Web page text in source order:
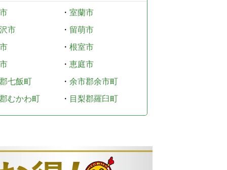
・ 室蘭市
市
・ 留萌市
・ 根室市
・ 恵庭市
七飯町
・ 余市郡余市町
むかわ町
・ 目梨郡羅臼町